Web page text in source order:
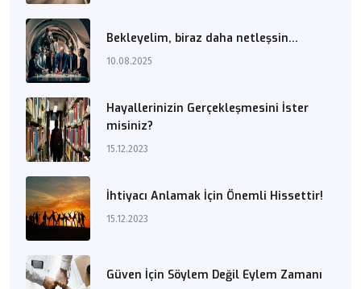
Bekleyelim, biraz daha netleşsin...
10.08.2025
Hayallerinizin Gerçekleşmesini İster
misiniz?
15.12.2023
İhtiyacı Anlamak İçin Önemli Hissettir!
15.12.2023
Güven İçin Söylem Değil Eylem Zamanı